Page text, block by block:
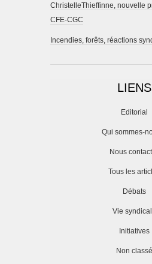
ChristelleThieffinne, nouvelle
CFE-CGC
Incendies, forêts, réactions
LIENS
Editorial
Qui sommes-
Nous
Tous les
Débats
Vie
Initiatives
Non classé